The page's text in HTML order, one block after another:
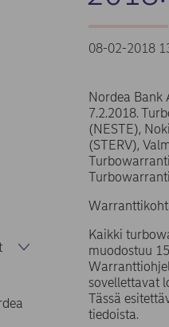
08-02-2018
Nordea Bank
7.2.2018.
(NESTE),
(STERV),
Kaikki
muodostuu
sovellettavat
Tässä
tiedoista.